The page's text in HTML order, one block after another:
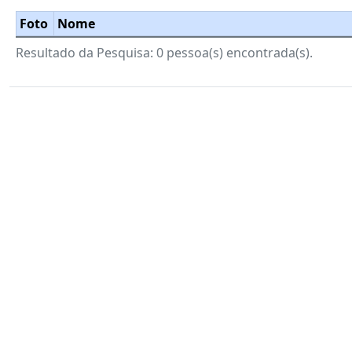
Foto Nome
Resultado da Pesquisa: 0 pessoa(s) encontrada(s).